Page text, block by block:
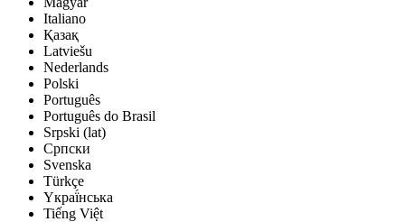
Italiano
Қазақ
Latviešu
Nederlands
Polski
Português
Português do Brasil
Srpski (lat)
Српски
Svenska
Türkçe
Yкраї́нська
Tiếng Việt